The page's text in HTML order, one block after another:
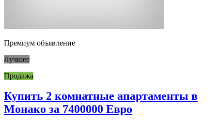
Премиум объявление
Лучшее
Продажа
Купить 2 комнатные апартаменты в
Монако за 7400000 Евро